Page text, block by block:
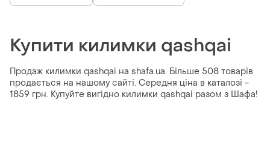
Купити килимки qashqai
Продаж килимки qashqai на shafa.ua. Більше 508 товарів
продається на нашому сайті. Середня ціна в каталозі -
1859 грн. Купуйте вигідно килимки qashqai разом з Шафа!